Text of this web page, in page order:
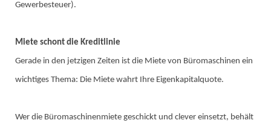
Gewerbesteuer).
Miete schont die Kreditlinie
Gerade in den jetzigen Zeiten ist die Miete von Büromaschinen ein
wichtiges Thema: Die Miete wahrt Ihre Eigenkapitalquote.
Wer die Büromaschinenmiete geschickt und clever einsetzt, behält